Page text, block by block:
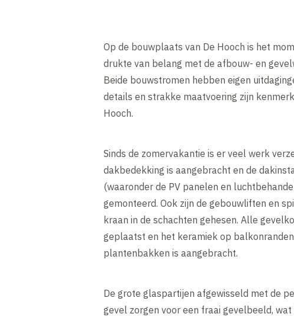
Op de bouwplaats van De Hooch is het
drukte van belang met de afbouw- en
Beide bouwstromen hebben eigen
details en strakke maatvoering zijn
Hooch.
Sinds de zomervakantie is er veel werk
dakbedekking is aangebracht en de
(waaronder de PV panelen en
gemonteerd. Ook zijn de gebouwliften en
kraan in de schachten gehesen. Alle
geplaatst en het keramiek op
plantenbakken is aangebracht.
De grote glaspartijen afgewisseld met de
gevel zorgen voor een fraai gevelbeeld, wat